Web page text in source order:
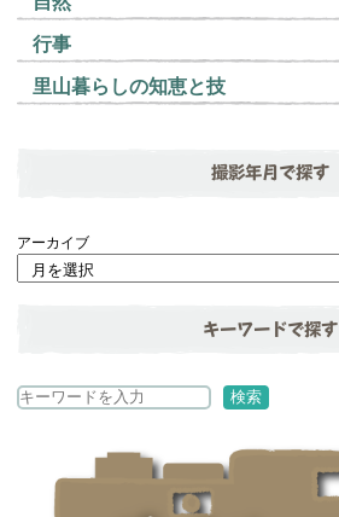
行事
里山暮らしの知恵と技
撮影年月で探す
アーカイブ
キーワードで探す
検
検索